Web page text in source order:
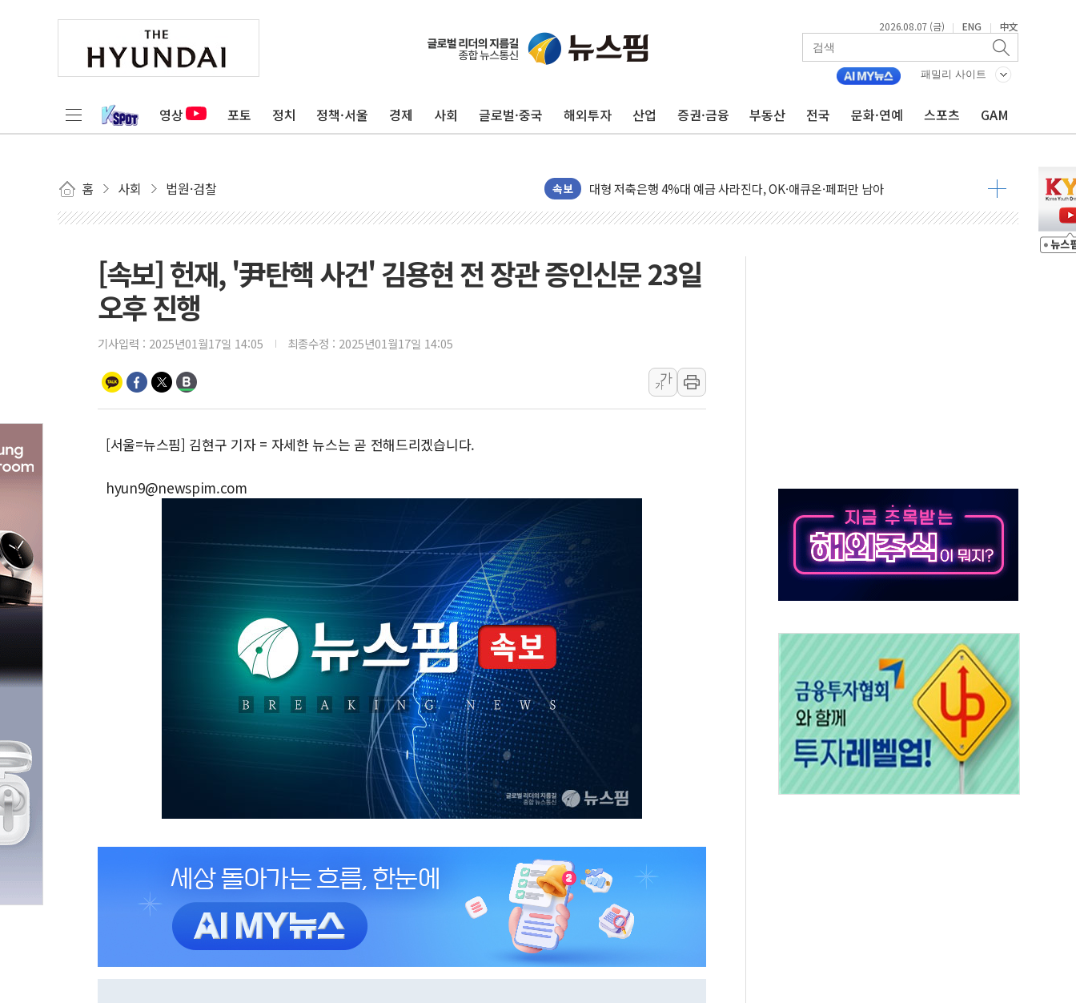
2026.08.07 (금) | ENG | 中文
패밀리 사이트
영상 포토 정치 정책·서울 경제 사회 글로벌·중국 해외투자 산업 증권·금융 부동산 전국 문화·연예 스포츠 GAM
홈 사회 법원·검찰 속보
현대해상, 유튜브 양육 콘텐츠 '소셜아이어워드' 대상 수상
[컨콜] 롯데케미칼, "LPG 투입 비중 37%…하반기 확대 추진"
서울 노원 40.2도…8년 만에 서울서 40도 넘어
한전, 한전기술지주 출범…에너지 유니콘기업 본격 육성
[중국증시 마감] CPO∙PCB∙CRO가 이끈 '기술주 상승장'
[ETF 시황] 2차전지 ETF 급등, SK하이닉스 레버리지는 급락
코웨이, 2분기 영업익 2532억…신제품 효과에 실적 호조
[마감시황] 코스피, 7주 연속 하락…외국인 매도에 6258.77
컴투스, 제우스: 오만의 신 쇼케이스
취재진 질의에 답하는 김태우 에이버튼 CD
목동8단지 현설에 대우·DL·GS·현산 참여…'공사비 인상 차단' 조건
[속보] 헌재, '尹탄핵 사건' 김용현 전 장관 증인신문 23일
오후 진행
기사입력 : 2025년01월17일 14:05 최종수정 : 2025년01월17일 14:05
가
가
[서울=뉴스핌] 김현구 기자 = 자세한 뉴스는 곧 전해드리겠습니다.
hyun9@newspim.com